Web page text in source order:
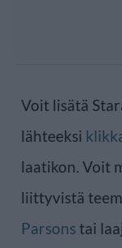
Voit lisätä
lähteeksi
laatikon. Voit
liittyvistä
Parsons tai